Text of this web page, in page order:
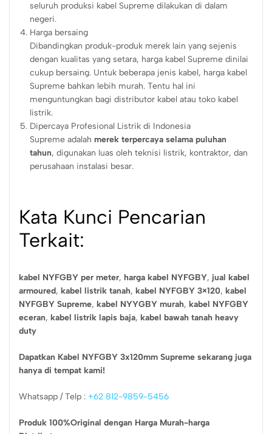
seluruh produksi kabel Supreme dilakukan di dalam
negeri.
Harga bersaing
Dibandingkan produk-produk merek lain yang sejenis
dengan kualitas yang setara, harga kabel Supreme dinilai
cukup bersaing. Untuk beberapa jenis kabel, harga kabel
Supreme bahkan lebih murah. Tentu hal ini
menguntungkan bagi distributor kabel atau toko kabel
listrik.
Dipercaya Profesional Listrik di Indonesia
Supreme adalahmerek terpercaya selama puluhan
tahun, digunakan luas oleh teknisi listrik, kontraktor, dan
perusahaan instalasi besar.
Kata Kunci Pencarian
Terkait:
kabel NYFGBY per meter, harga kabel NYFGBY, jual kabel
armoured, kabel listrik tanah, kabel NYFGBY 3×120, kabel
NYFGBY Supreme, kabel NYYGBY murah, kabel NYFGBY
eceran, kabel listrik lapis baja, kabel bawah tanah heavy
duty
Dapatkan Kabel NYFGBY 3x120mm Supreme sekarang juga
hanya di tempat kami!
Whatsapp / Telp : +62 812-9859-5456
Produk 100%Original dengan Harga Murah-harga